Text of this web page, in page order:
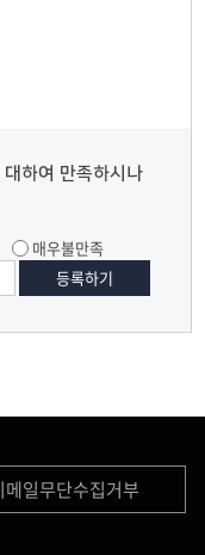
하여 만족하시나
매우불만족
메일무단수집거부